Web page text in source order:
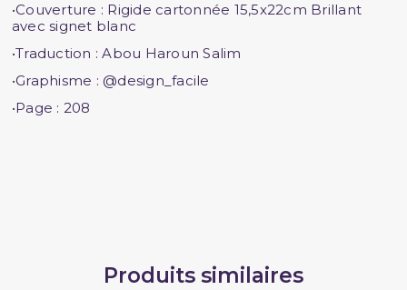
•Couverture : Rigide cartonnée 15,5x22cm Brillant
avec signet blanc
•Traduction : Abou Haroun Salim
•Graphisme : @design_facile
•Page : 208
Produits similaires